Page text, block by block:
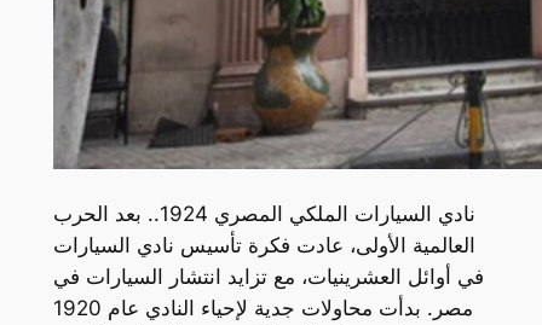
نادي السيارات الملكي المصري 1924.. بعد الحرب
العالمية الأولى، عادت فكرة تأسيس نادي السيارات
في أوائل العشرينيات، مع تزايد انتشار السيارات في
مصر. بدأت محاولات جدية لإحياء النادي عام 1920